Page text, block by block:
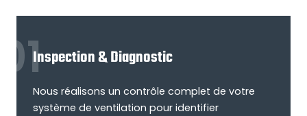
Inspection & Diagnostic
Nous réalisons un contrôle complet de votre
système de ventilation pour identifier